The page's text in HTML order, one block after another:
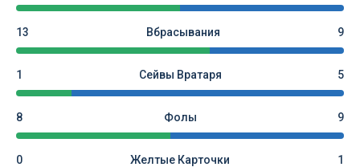
13 Вбрасывания 9
1 Сейвы Вратаря 5
8 Фолы 9
0 Желтые Карточки 1